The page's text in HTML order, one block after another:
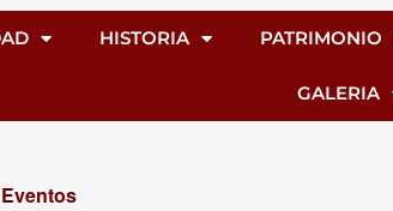
HISTORIA PATRIMONIO
GALERIA